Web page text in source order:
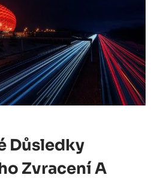
Důsledky
Zvracení A